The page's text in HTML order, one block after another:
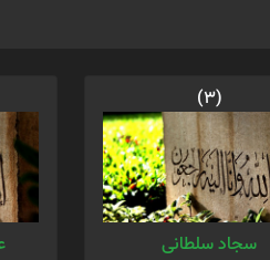
(3)
سجاد سلطانی